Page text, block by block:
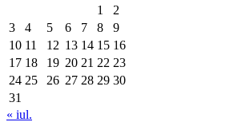
1
2
3
4 5 6 7 8
9
10 11 12 13 14 15 16
17 18 19 20 21 22 23
24 25 26 27 28 29 30
31
« iul.